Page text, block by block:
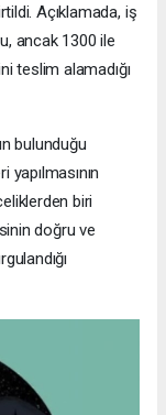
Açıklamada, iş
ancak 1300 ile
teslim alamadığı
bulunduğu
biri
doğru ve